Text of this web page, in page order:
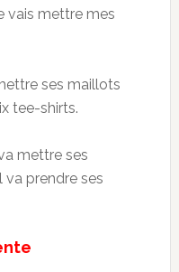
vais mettre mes
ses maillots
tee-shirts.
mettre ses
va prendre ses